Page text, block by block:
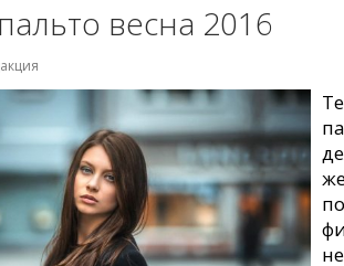
весна 2016